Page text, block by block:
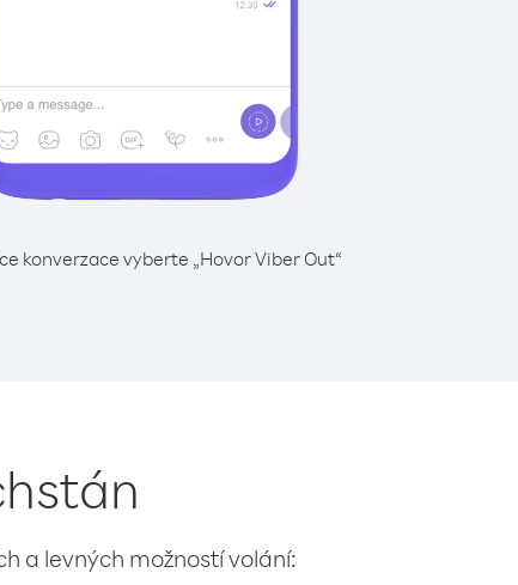
konverzace vyberte „Hovor Viber Out“
a levných možností volání: